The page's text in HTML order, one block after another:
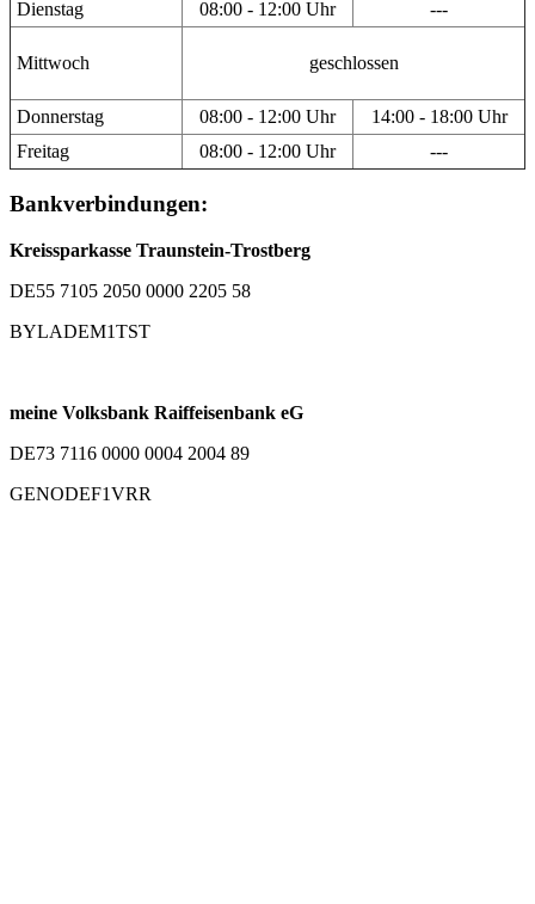
Dienstag
08:00 - 12:00 Uhr ---
Mittwoch geschlossen
Donnerstag 08:00 - 12:00 Uhr
14:00 - 18:00 Uhr
Freitag
08:00 - 12:00 Uhr ---
Bankverbindungen:
Kreissparkasse Traunstein-Trostberg
DE55 7105 2050 0000 2205 58
BYLADEM1TST
meine Volksbank Raiffeisenbank eG
DE73 7116 0000 0004 2004 89
GENODEF1VRR